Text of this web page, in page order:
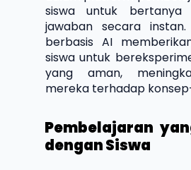
siswa untuk bertanya
jawaban secara
berbasis AI
siswa untuk
yang aman,
mereka terhadap
Pembelajaran
dengan Siswa